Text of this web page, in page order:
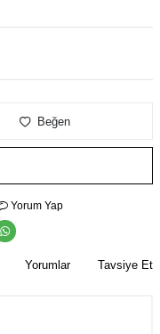
Beğen
Yorum Yap
Yorumlar Tavsiye Et